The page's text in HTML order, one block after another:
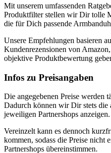
Mit unserem umfassenden
Produktfilter stellen wir Dir tolle
die für Dich passende
Unsere Empfehlungen basieren
Kundenrezensionen von
objektive Produktbewertung
Infos zu Preisangaben
Die angegebenen Preise werden
Dadurch können wir Dir stets die
jeweiligen Partnershops anzeigen.
Vereinzelt kann es dennoch
kommen, sodass die Preise nicht
Partnershops übereinstimmen.